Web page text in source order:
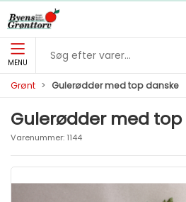
MENU
Grønt Gulerødder med top danske
Gulerødder med
Varenummer:1144